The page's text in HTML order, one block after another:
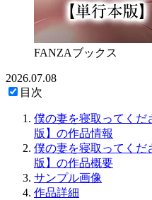
FANZAブックス
2026.07.08
目次
僕の妻を寝取ってくだ
版】の作品情報
僕の妻を寝取ってくだ
版】の作品概要
サンプル画像
作品詳細